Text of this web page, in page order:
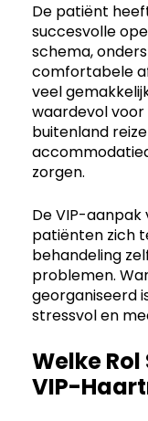
De patiënt
succesvolle
schema,
comfortabele
veel
waardevol
buitenland
zorgen.
De VIP-
patiënten zich
behandeling
problemen.
georganiseerd
stressvol en
Welke
VIP-